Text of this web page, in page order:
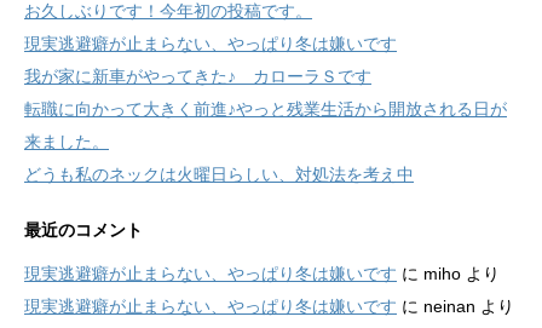
お久しぶりです！今年初の投稿です。
現実逃避癖が止まらない、やっぱり冬は嫌いです
我が家に新車がやってきた♪ カローラＳです
転職に向かって大きく前進♪やっと残業生活から開放される日が
来ました。
どうも私のネックは火曜日らしい、対処法を考え中
最近のコメント
現実逃避癖が止まらない、やっぱり冬は嫌いです に miho より
現実逃避癖が止まらない、やっぱり冬は嫌いです に neinan より